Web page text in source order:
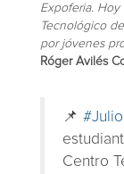
Expoferia.
Tecnológico
por jóvenes
Róger Avilés
📌
Centro